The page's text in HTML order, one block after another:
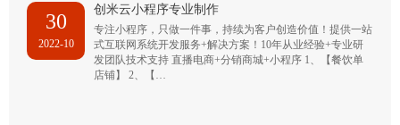
30
2022-10
创米云小程序专业制作
专注小程序，只做一件事，持续为客户创造价值！提供一站
式互联网系统开发服务+解决方案！10年从业经验+专业研
发团队技术支持 直播电商+分销商城+小程序 1、【餐饮单
店铺】 2、【…